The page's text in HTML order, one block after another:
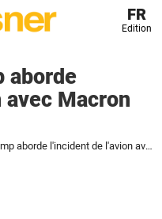
FR
Edition
aborde
avec Macron
Le président Trump aborde l'incident de l'avion avec Macron et son épouse